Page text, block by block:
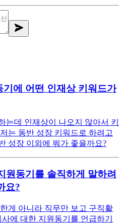
기에 어떤 인재상 키워드가
는데 인재상이 나오지 않아서 키
는 동반 성장 키워드로 하려고
성장 이외에 뭐가 좋을까요?
원동기를 솔직하게 말하려
요?
게 아니라 직무만 보고 구직활
에 대한 지원동기를 언급하기